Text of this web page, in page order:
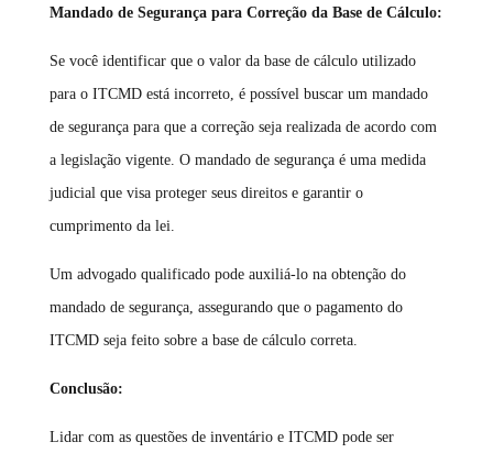
Mandado de Segurança para Correção da Base de Cálculo:
Se você identificar que o valor da base de cálculo utilizado
para o ITCMD está incorreto, é possível buscar um mandado
de segurança para que a correção seja realizada de acordo com
a legislação vigente. O mandado de segurança é uma medida
judicial que visa proteger seus direitos e garantir o
cumprimento da lei.
Um advogado qualificado pode auxiliá-lo na obtenção do
mandado de segurança, assegurando que o pagamento do
ITCMD seja feito sobre a base de cálculo correta.
Conclusão:
Lidar com as questões de inventário e ITCMD pode ser